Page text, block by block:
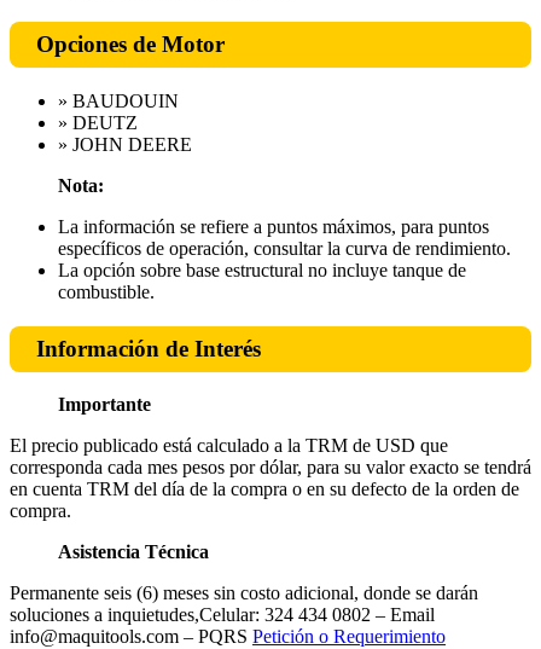
Opciones de Motor
» BAUDOUIN
» DEUTZ
» JOHN DEERE
Nota:
La información se refiere a puntos máximos, para puntos
específicos de operación, consultar la curva de rendimiento.
La opción sobre base estructural no incluye tanque de
combustible.
Información de Interés
Importante
El precio publicado está calculado a la TRM de USD que
corresponda cada mes pesos por dólar, para su valor exacto se tendrá
en cuenta TRM del día de la compra o en su defecto de la orden de
compra.
Asistencia Técnica
Permanente seis (6) meses sin costo adicional, donde se darán
soluciones a inquietudes,Celular: 324 434 0802 – Email
info@maquitools.com – PQRS Petición o Requerimiento